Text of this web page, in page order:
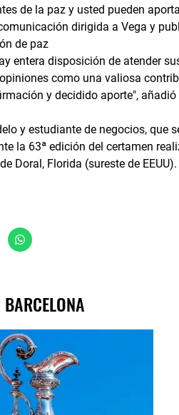
de la paz y usted pueden
dirigida a Vega y
de paz
entera disposición de atender
como una valiosa
y decidido aporte", añadió
y estudiante de negocios, que
la 63ª edición del certamen
Doral, Florida (sureste de EEUU).